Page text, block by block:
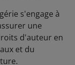
s'engage à
une
d'auteur en
et du